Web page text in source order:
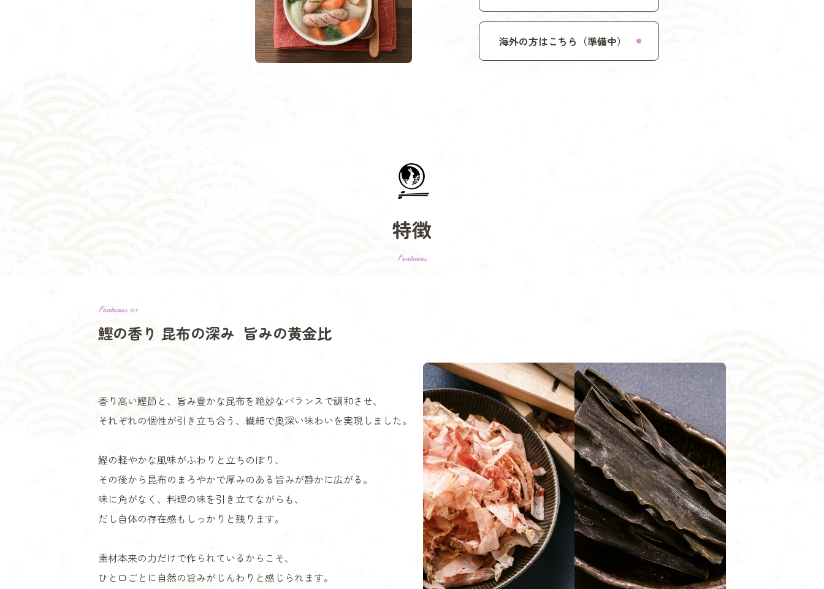
海外の方はこちら（準備中）
特徴
Features
Features 01
鰹の香り 昆布の深み 旨みの黄金比
香り高い鰹節と、旨み豊かな昆布を絶妙なバランスで調和させ、
それぞれの個性が引き立ち合う、繊細で奥深い味わいを実現しました。
鰹の軽やかな風味がふわりと立ちのぼり、
その後から昆布のまろやかで厚みのある旨みが静かに広がる。
味に角がなく、料理の味を引き立てながらも、
だし自体の存在感もしっかりと残ります。
素材本来の力だけで作られているからこそ、
ひと口ごとに自然の旨みがじんわりと感じられます。